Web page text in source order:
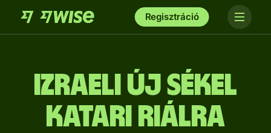
Regisztráció
izraeli új sékel
katari riálra